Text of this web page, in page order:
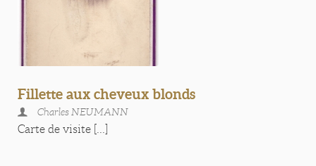
Fillette aux cheveux blonds
Charles NEUMANN
Carte de visite [...]